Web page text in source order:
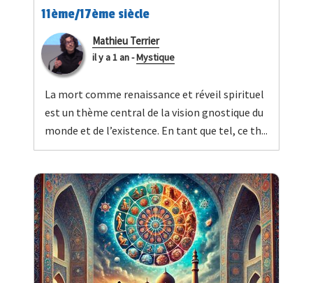
11ème/17ème siècle
Mathieu Terrier
il y a 1 an-Mystique
La mort comme renaissance et réveil spirituel
est un thème central de la vision gnostique du
monde et de l’existence. En tant que tel, ce th...